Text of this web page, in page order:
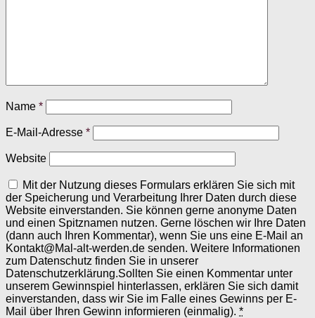
Name *
E-Mail-Adresse *
Website
Mit der Nutzung dieses Formulars erklären Sie sich mit
der Speicherung und Verarbeitung Ihrer Daten durch diese
Website einverstanden. Sie können gerne anonyme Daten
und einen Spitznamen nutzen. Gerne löschen wir Ihre Daten
(dann auch Ihren Kommentar), wenn Sie uns eine E-Mail an
Kontakt@Mal-alt-werden.de senden. Weitere Informationen
zum Datenschutz finden Sie in unserer
Datenschutzerklärung.Sollten Sie einen Kommentar unter
unserem Gewinnspiel hinterlassen, erklären Sie sich damit
einverstanden, dass wir Sie im Falle eines Gewinns per E-
Mail über Ihren Gewinn informieren (einmalig). *